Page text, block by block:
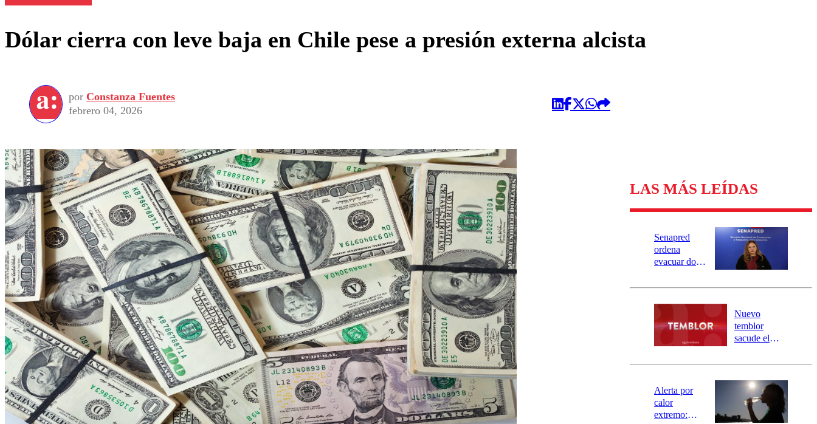
Dólar cierra con leve baja en Chile pese a presión externa alcista
por Constanza Fuentes
febrero 04, 2026
LAS MÁS LEÍDAS
Senapred
ordena
evacuar dos
Carahue por
río Damas:
activa
mensajería
SAE
Nuevo
temblor
sacude el
revisa la
epicentro
Alerta por
calor
extremo: